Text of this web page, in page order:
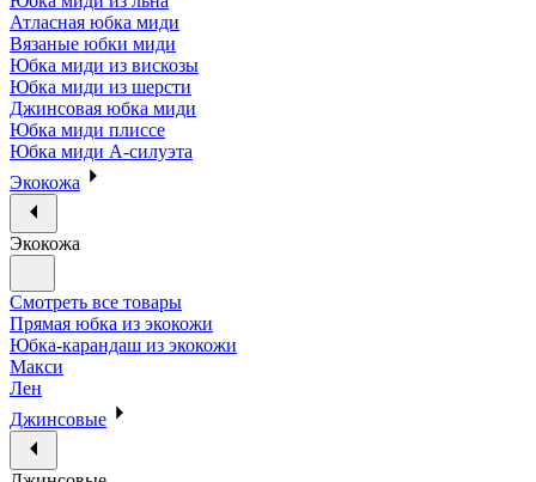
Атласная юбка миди
Вязаные юбки миди
Юбка миди из вискозы
Юбка миди из шерсти
Джинсовая юбка миди
Юбка миди плиссе
Юбка миди А-силуэта
Экокожа
Экокожа
Смотреть все товары
Прямая юбка из экокожи
Юбка-карандаш из экокожи
Макси
Лен
Джинсовые